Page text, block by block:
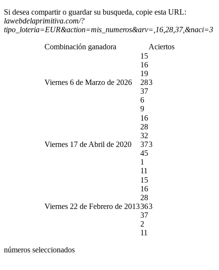
Si desea compartir o guardar su busqueda, copie esta URL:
lawebdelaprimitiva.com/?
tipo_loteria=EUR&action=mis_numeros&arv=,16,28,37,&naci=3
Combinación ganadora Aciertos
Viernes 6 de Marzo de 2026
15
16
19
28
37
6
9
3
Viernes 17 de Abril de 2020
16
28
32
37
45
1
11
3
Viernes 22 de Febrero de 2013
15
16
28
36
37
2
11
3
números seleccionados